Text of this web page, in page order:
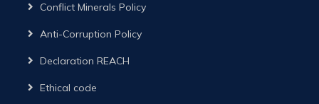
Conflict Minerals Policy
Anti-Corruption Policy
Declaration REACH
Ethical code